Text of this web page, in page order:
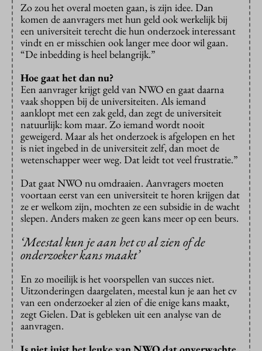
Zo zou het overal moeten gaan, is zijn idee. Dan
komen de aanvragers met hun geld ook werkelijk bij
een universiteit terecht die hun onderzoek interessant
vindt en er misschien ook langer mee door wil gaan.
“De inbedding is heel belangrijk.”
Hoe gaat het dan nu?
Een aanvrager krijgt geld van NWO en gaat daarna
vaak shoppen bij de universiteiten. Als iemand
aanklopt met een zak geld, dan zegt de universiteit
natuurlijk: kom maar. Zo iemand wordt nooit
geweigerd. Maar als het onderzoek is afgelopen en het
is niet ingebed in de universiteit zelf, dan moet de
wetenschapper weer weg. Dat leidt tot veel frustratie.”
Dat gaat NWO nu omdraaien. Aanvragers moeten
voortaan eerst van een universiteit te horen krijgen dat
ze er welkom zijn, mochten ze een subsidie in de wacht
slepen. Anders maken ze geen kans meer op een beurs.
‘Meestal kun je aan het cv al zien of de
onderzoeker kans maakt’
En zo moeilijk is het voorspellen van succes niet.
Uitzonderingen daargelaten, meestal kun je aan het cv
van een onderzoeker al zien of die enige kans maakt,
zegt Gielen. Dat is gebleken uit een analyse van de
aanvragen.